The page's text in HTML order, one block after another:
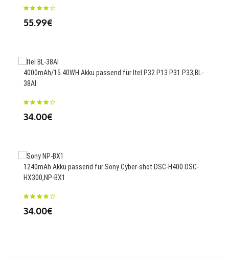
55.99€
4000mAh/15.40WH Akku passend für Itel P32 P13 P31 P33,BL-
38AI
34.00€
1240mAh Akku passend für Sony Cyber-shot DSC-H400 DSC-
HX300,NP-BX1
34.00€